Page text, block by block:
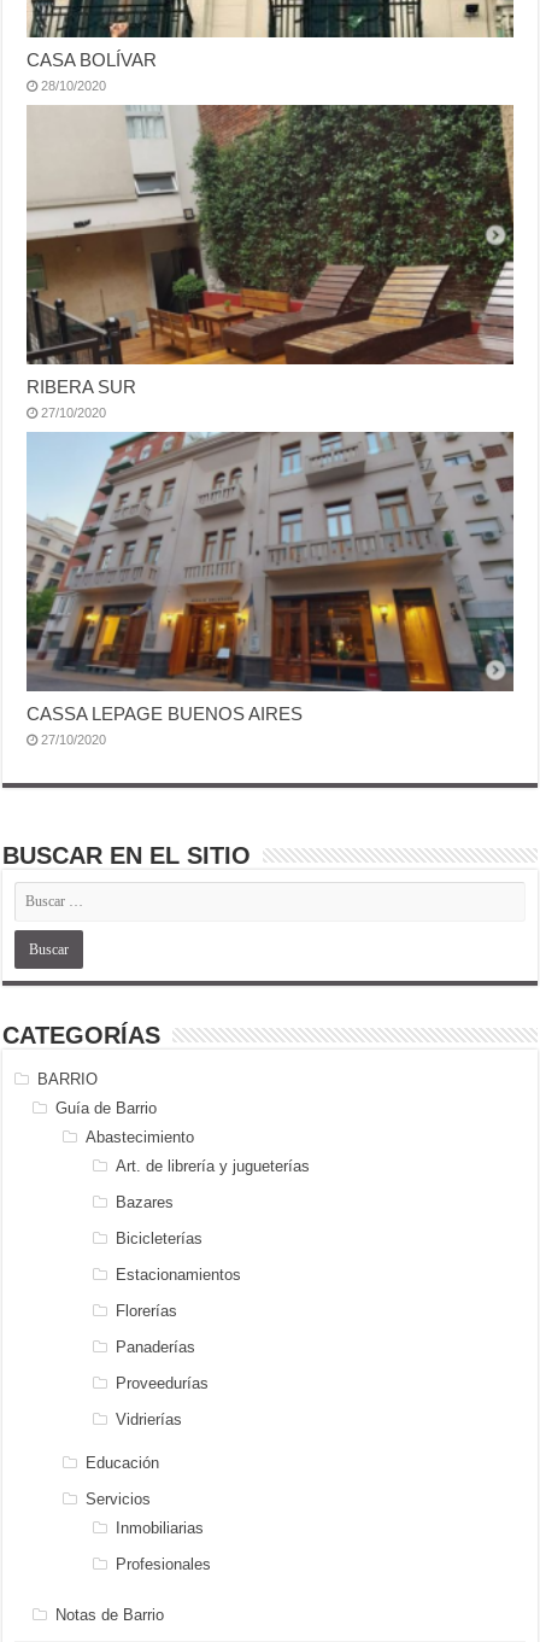
CASA BOLÍVAR
28/10/2020
RIBERA SUR
27/10/2020
CASSA LEPAGE BUENOS AIRES
27/10/2020
BUSCAR EN EL SITIO
CATEGORÍAS
BARRIO
Guía de Barrio
Abastecimiento
Art. de librería y jugueterías
Bazares
Bicicleterías
Estacionamientos
Florerías
Panaderías
Proveedurías
Vidrierías
Educación
Servicios
Inmobiliarias
Profesionales
Notas de Barrio